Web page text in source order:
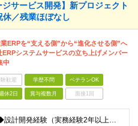
サービス開発】新プロジェクト
／残業ほぼなし
ERPを“支える側”から“進化させる側”へ
ERPシステムサービスの立ち上げメンバー
中
歓迎 学歴不問 ベテランOK
休2日 賞与複数月 面接1回
◆学歴不問 ◆設計開発経験（実務経験2年以上） └AWS、Python、Java、いずれかの言語での開発経験 【歓迎要件】 ■チームマネジメント経験 ■顧客折衝経験 ■基本設計書・詳細設計書をゼロ